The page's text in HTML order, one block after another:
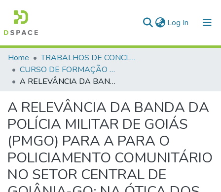
Log In (current)
Communities & Collections
All of DSpace
Home
TRABALHOS DE CONCLUSÃO DE CURSO - CFP (CURSO DE FORMAÇÃO DE PRAÇAS)
CURSO DE FORMAÇÃO DE PRAÇAS - CFP - 2023
A RELEVÂNCIA DA BANDA DA POLÍCIA MILITAR DE GOIÁS (PMGO) PARA A PARA O POLICIAMENTO COMUNITÁRIO NO SETOR CENTRAL DE GOIÂNIA-GO: NA ÓTICA DOS MORADORES
A RELEVÂNCIA DA BANDA DA
POLÍCIA MILITAR DE GOIÁS
(PMGO) PARA A PARA O
POLICIAMENTO COMUNITÁRIO
NO SETOR CENTRAL DE